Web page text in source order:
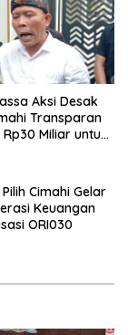
Aksi Desak
Transparan
Rp30 Miliar untuk
Cimahi Gelar
Keuangan
ORI030